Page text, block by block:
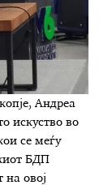
Андреа
искуство во
се меѓу
БДП
на овој